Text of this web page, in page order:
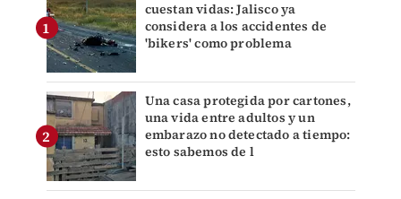
cuestan vidas: Jalisco ya
considera a los accidentes de
'bikers' como problema
Una casa protegida por cartones,
una vida entre adultos y un
embarazo no detectado a tiempo:
esto sabemos de l